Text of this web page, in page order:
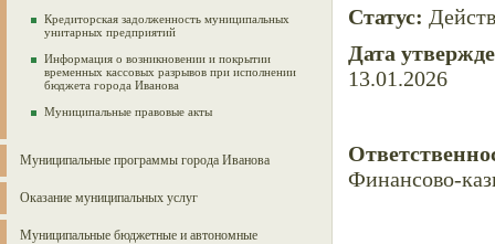
Кредиторская задолженность муниципальных
унитарных предприятий
Информация о возникновении и покрытии
временных кассовых разрывов при исполнении
бюджета города Иванова
Муниципальные правовые акты
Муниципальные программы города Иванова
Оказание муниципальных услуг
Муниципальные бюджетные и автономные
Статус:
Дата
13.01.2026
Финансово-